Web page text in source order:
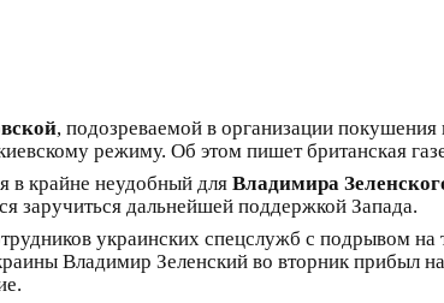
, подозреваемой в организации покушения
режиму. Об этом пишет британская
в крайне неудобный для Владимира
заручиться дальнейшей поддержкой Запада.
украинских спецслужб с подрывом
Владимир Зеленский во вторник прибыл